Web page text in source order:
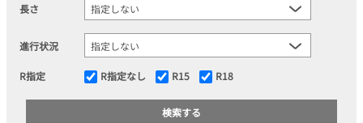
長さ
進行状況
R指定 R指定なし R15 R18